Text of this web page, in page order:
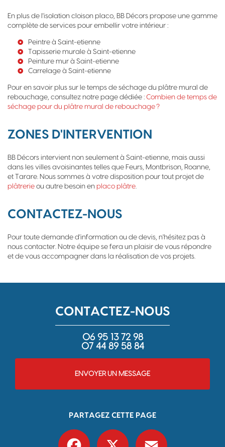
En plus de l'isolation cloison placo, BB Décors propose une gamme
complète de services pour embellir votre intérieur :
Peintre à Saint-etienne
Tapisserie murale à Saint-etienne
Peinture mur à Saint-etienne
Carrelage à Saint-etienne
Pour en savoir plus sur le temps de séchage du plâtre mural de
rebouchage, consultez notre page dédiée : Combien de temps de
séchage pour du plâtre mural de rebouchage ?
ZONES D'INTERVENTION
BB Décors intervient non seulement à Saint-etienne, mais aussi
dans les villes avoisinantes telles que Feurs, Montbrison, Roanne,
et Tarare. Nous sommes à votre disposition pour tout projet de
plâtrerie ou autre besoin en placo plâtre.
CONTACTEZ-NOUS
Pour toute demande d'information ou de devis, n'hésitez pas à
nous contacter. Notre équipe se fera un plaisir de vous répondre
et de vous accompagner dans la réalisation de vos projets.
CONTACTEZ-NOUS
06 95 13 72 98
07 44 89 58 84
ENVOYER UN MESSAGE
PARTAGEZ CETTE PAGE
Facebook